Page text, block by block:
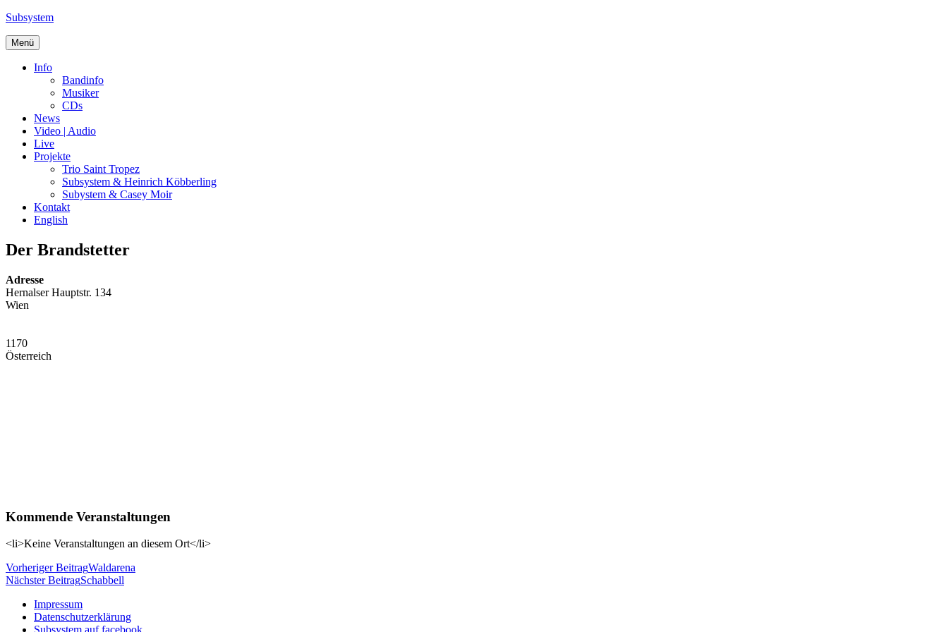
Zum
springen
Subsystem
Menü
Info
Bandinfo
Musiker
CDs
News
Video | Audio
Live
Projekte
Trio Saint Tropez
Subsystem & Heinrich Köbberling
Subystem & Casey Moir
Kontakt
English
Der Brandstetter
Adresse
Hernalser Hauptstr. 134
Wien
1170
Österreich
Kommende Veranstaltungen
<li>Keine Veranstaltungen an diesem Ort</li>
Beitragsnavigation
Vorheriger BeitragWaldarena
Nächster BeitragSchabbell
Impressum
Datenschutzerklärung